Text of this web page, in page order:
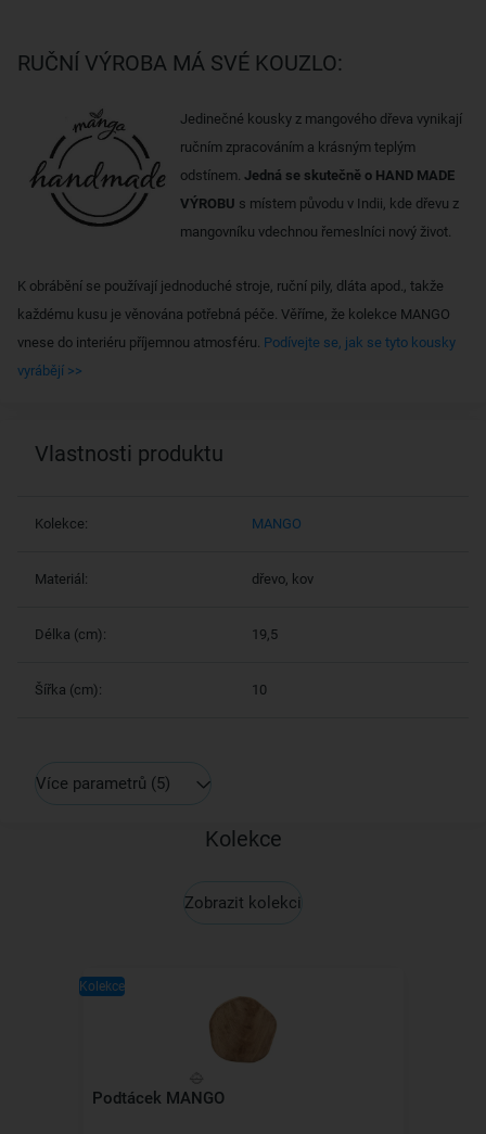
RUČNÍ VÝROBA MÁ SVÉ KOUZLO:
Jedinečné kousky z mangového dřeva vynikají
ručním zpracováním a krásným teplým
odstínem. Jedná se skutečně o HAND MADE
VÝROBU s místem původu v Indii, kde dřevu z
mangovníku vdechnou řemeslníci nový život.
K obrábění se používají jednoduché stroje, ruční pily, dláta apod., takže
každému kusu je věnována potřebná péče. Věříme, že kolekce MANGO
vnese do interiéru příjemnou atmosféru. Podívejte se, jak se tyto kousky
vyrábějí >>
Vlastnosti produktu
Kolekce: MANGO
Materiál: dřevo, kov
Délka (cm): 19,5
Šířka (cm): 10
Více parametrů (5)
Kolekce
Zobrazit kolekci
Kolekce
Podtácek MANGO